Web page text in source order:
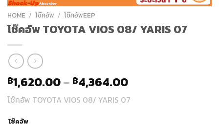
HOME / โช๊คอัพ / โช๊คอัพEEP
โช๊คอัพ TOYOTA VIOS 08/ YARIS 07
฿1,620.00– ฿4,364.00
โช๊คอัพ TOYOTA VIOS 08/ YARIS 07
โช๊คอัพ